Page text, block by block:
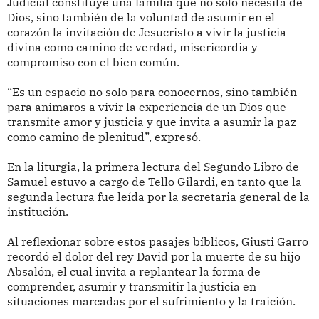
Dios, sino también de la voluntad de asumir en el
corazón la invitación de Jesucristo a vivir la justicia
divina como camino de verdad, misericordia y
compromiso con el bien común.
“Es un espacio no solo para conocernos, sino también
para animaros a vivir la experiencia de un Dios que
transmite amor y justicia y que invita a asumir la paz
como camino de plenitud”, expresó.
En la liturgia, la primera lectura del Segundo Libro de
Samuel estuvo a cargo de Tello Gilardi, en tanto que la
segunda lectura fue leída por la secretaria general de la
institución.
Al reflexionar sobre estos pasajes bíblicos, Giusti Garro
recordó el dolor del rey David por la muerte de su hijo
Absalón, el cual invita a replantear la forma de
comprender, asumir y transmitir la justicia en
situaciones marcadas por el sufrimiento y la traición.